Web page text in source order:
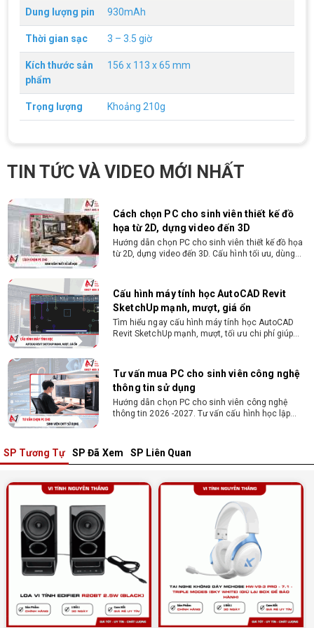
Dung lượng pin 930mAh
Thời gian sạc 3 – 3.5 giờ
Kích thước sản
phẩm
156 x 113 x 65 mm
Trọng lượng Khoảng 210g
TIN TỨC VÀ VIDEO MỚI NHẤT
Yêu cầu công việc Tốt nghiệp Cao đẳng , Đại học
quan. Ưu tiên biết tiếng Anh cơ bản Có khả năng
làm việc độc lập 24/7 Trung thực, chịu khó, có
tinh thần học hỏi, sáng tạo, tinh thần trách nhiệm
cao, quyết đoán. Kinh nghiệm ít nhất 2 năm ở vị
ĐIỀU KIỆN TRẢ GÓP HDSAIGON
triệu đồng - Thủ tục cực kì đơn giản: bản sao
CMND và Hộ khẩu - Xét duyệt nhanh chóng trong
Hướng dẫn chọn PC cho sinh viên thiết kế đồ họa
từ 2D, dựng video đến 3D. Cấu hình tối ưu, dùng
Cấu hình máy tính học AutoCAD Revit
SketchUp mạnh, mượt, giá ổn
Tìm hiểu ngay cấu hình máy tính học AutoCAD
Revit SketchUp mạnh, mượt, tối ưu chi phí giúp
Tư vấn mua PC cho sinh viên công nghệ
thông tin sử dụng
Hướng dẫn chọn PC cho sinh viên công nghệ
thông tin 2026 -2027. Tư vấn cấu hình học lập
Sinh viên nên mua laptop hay PC ?
Sinh viên nên mua laptop hay PC? Đây là băn
khoăn của nhiều tân sinh viên khi chọn máy học
Laptop Sinh Viên 15–20 Triệu 2026: Cấu
Tìm laptop sinh viên 15–20 triệu phù hợp ngành
học năm 2026? Khám phá cách chọn cấu hình,
RAM, SSD, màn hình và khả năng nâng cấp hợp lý.
Tổng hợp 7 laptop sinh viên dưới 15 triệu
nên mua
Bạn tìm laptop cho sinh viên dưới 15 triệu mượt
mà, bền bỉ? Xem ngay gợi ý các thương hiệu
laptop bền, cấu hình mạnh cho sinh viên sử dụng
4 năm đại học.
Dịch vụ build PC đồ họa tại Đồng Nai theo
SP Tương Tự SP Đã Xem SP Liên Quan